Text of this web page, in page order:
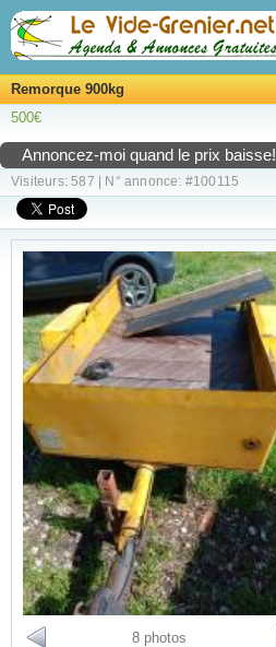
Remorque 900kg
500€
Annoncez-moi quand le prix baisse!
Visiteurs: 587 | N° annonce: #100115
8 photos